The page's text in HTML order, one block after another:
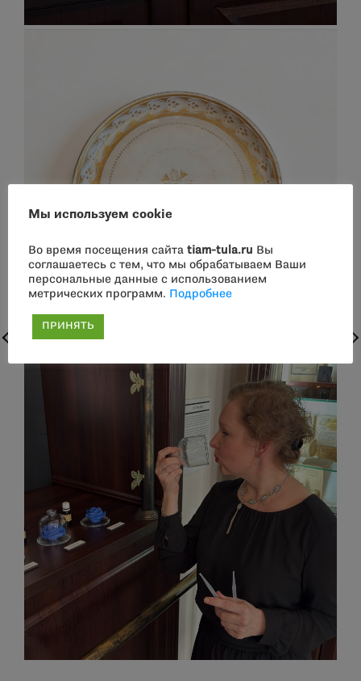
Мы используем cookie
Во время посещения сайта tiam-tula.ru Вы
соглашаетесь с тем, что мы обрабатываем Ваши
персональные данные с использованием
метрических программ.
Подробнее
ПРИНЯТЬ